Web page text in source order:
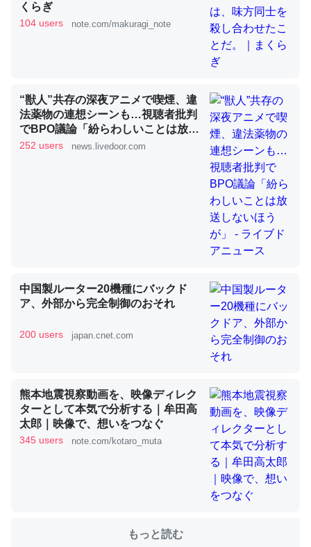
いる鋏角類（カブトガニ・ウミグモ）はカルシウムを使わ
ずキチンを強化してる筈だが、酵素が違うのか？
─ニュース :: 【研究発表】昆虫学の大問題＝「昆虫はなぜ海にいな
これを元に考えるとカルシウムを大量に使う脊椎動物と貝
─ニュース :: 【研究発表】昆虫学の大問題＝「昆虫はなぜ海にいな
いのか」に関する新仮説
ウチもEchoを実家に置いて４年。でたまに覗いてる。ぼ
ちぼちRingも置こうかと画策中。あと、Googleマップで
位置情報を共有してる。電池残量や充電中かが分かるので
これ見て生きてるなって分かる。
─たまにLINEするくらいだった遠方の父67歳と僕。ITツール導入で
コミュニケーションが劇的に変化した｜tayorini by LIFULL介護
くらぎ
104 users note.com/makuragi_note
“獣人”共存の深夜アニメで喫煙、違
法薬物の連想シーンも…視聴者批判
でBPO議論「紛らわしいことは放送
しないほうが」 - ライブドアニュー
252 users news.livedoor.com
中国製ルーター20機種にバックド
ア、外部から完全制御のおそれ
200 users japan.cnet.com
熊本地震視察動画を、映像ディレク
ターとして本気で分析する｜牟田高
太郎｜映像で、想いをつなぐ
345 users note.com/kotaro_muta
もっと読む